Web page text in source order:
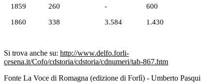
1859
1860
260
338
-
3.584
600
1.430
Si trova anche su: http://www.delfo.forli-
cesena.it/Cofo/cdstoria/cdstoria/cdnumeri/tab-867.htm
Fonte La Voce di Romagna (edizione di Forlì) - Umberto Pasqui